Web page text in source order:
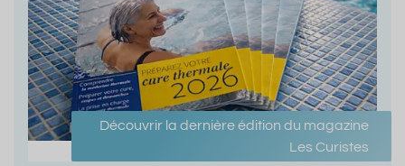
Découvrir la dernière édition du magazine
Les Curistes